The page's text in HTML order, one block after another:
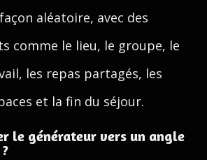
aléatoire, avec des
comme le lieu, le groupe, le
les repas partagés, les
et la fin du séjour.
le générateur vers un angle